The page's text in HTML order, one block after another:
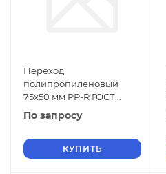
Переход
полипропиленовый
75х50 мм PP-R ГОСТ
32415-2013
По запросу
КУПИТЬ